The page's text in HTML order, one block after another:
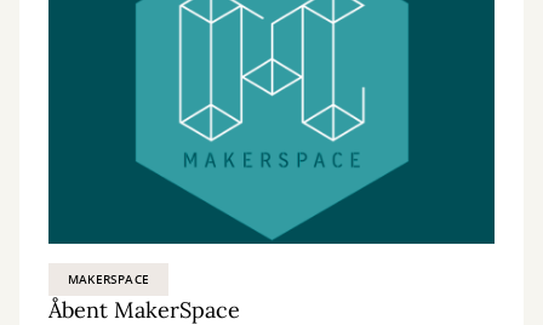
MAKERSPACE
Åbent MakerSpace